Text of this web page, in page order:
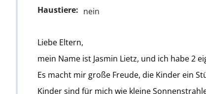
Haustiere: nein
Liebe Eltern,
mein Name ist Jasmin Lietz, und ich habe 2
Es macht mir große Freude, die Kinder ein
Kinder sind für mich wie kleine